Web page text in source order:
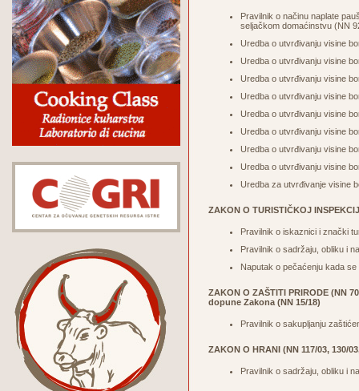
Pravilnik o načinu naplate
seljačkom domaćinstvu (NN
Uredba o utvrđivanju visine
Uredba o utvrđivanju visine
Uredba o utvrđivanju visine
Uredba o utvrđivanju visine
Uredba o utvrđivanju visine
Uredba o utvrđivanju visine
Uredba o utvrđivanju visine
Uredba o utvrđivanju visine
Uredba za utvrđivanje visine
ZAKON O TURISTIČKOJ
Pravilnik o iskaznici i znački
Pravilnik o sadržaju, obliku i
Naputak o pečaćenju kada
ZAKON O ZAŠTITI PRIRODE (NN
dopune Zakona (NN 15/18)
Pravilnik o sakupljanju
ZAKON O HRANI (NN 117/03, 130/
Pravilnik o sadržaju, obliku i